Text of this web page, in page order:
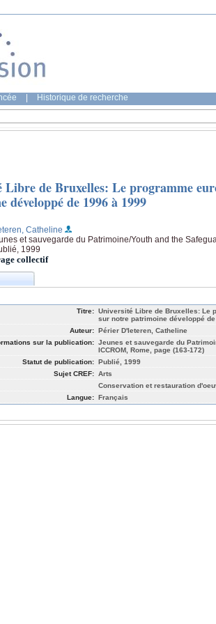
Historique de recherche
Libre de Bruxelles: Le programme
développé de 1996 à 1999
Catheline
et sauvegarde du Patrimoine/Youth and the
1999
collectif
Titre: Université Libre de Bruxelles: Le
sur notre patrimoine développé
Auteur: Périer D'Ieteren, Catheline
sur la publication: Jeunes et sauvegarde du
ICCROM, Rome, page (163-172)
Statut de publication: Publié, 1999
Sujet CREF: Arts
Conservation et restauration
Langue: Français